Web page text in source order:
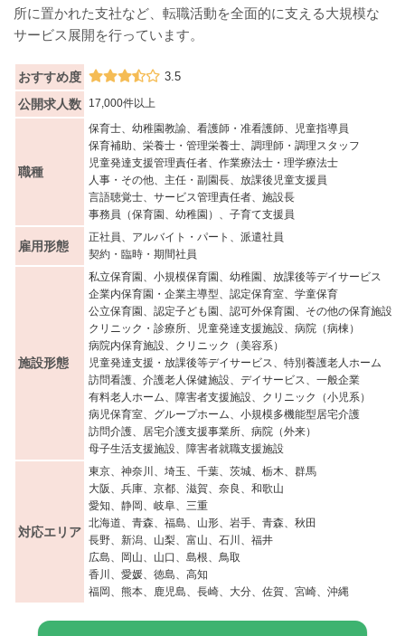
所に置かれた支社など、転職活動を全面的に支える大規模な
サービス展開を行っています。
おすすめ度 3.5
公開求人数 17,000件以上
職種
保育士、幼稚園教諭、看護師・准看護師、児童指導員
保育補助、栄養士・管理栄養士、調理師・調理スタッフ
児童発達支援管理責任者、作業療法士・理学療法士
人事・その他、主任・副園長、放課後児童支援員
言語聴覚士、サービス管理責任者、施設長
事務員（保育園、幼稚園）、子育て支援員
雇用形態
正社員、アルバイト・パート、派遣社員
契約・臨時・期間社員
施設形態
私立保育園、小規模保育園、幼稚園、放課後等デイサービス
企業内保育園・企業主導型、認定保育室、学童保育
公立保育園、認定子ども園、認可外保育園、その他の保育施設
クリニック・診療所、児童発達支援施設、病院（病棟）
病院内保育施設、クリニック（美容系）
児童発達支援・放課後等デイサービス、特別養護老人ホーム
訪問看護、介護老人保健施設、デイサービス、一般企業
有料老人ホーム、障害者支援施設、クリニック（小児系）
病児保育室、グループホーム、小規模多機能型居宅介護
訪問介護、居宅介護支援事業所、病院（外来）
母子生活支援施設、障害者就職支援施設
対応エリア
東京、神奈川、埼玉、千葉、茨城、栃木、群馬
大阪、兵庫、京都、滋賀、奈良、和歌山
愛知、静岡、岐阜、三重
北海道、青森、福島、山形、岩手、青森、秋田
長野、新潟、山梨、富山、石川、福井
広島、岡山、山口、島根、鳥取
香川、愛媛、徳島、高知
福岡、熊本、鹿児島、長崎、大分、佐賀、宮崎、沖縄